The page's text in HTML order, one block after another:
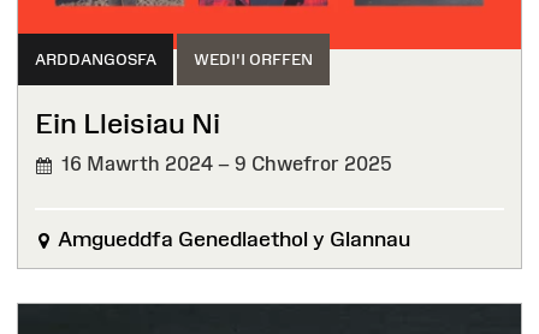
ARDDANGOSFA WEDI'I ORFFEN
Ein Lleisiau Ni
16 Mawrth 2024 – 9 Chwefror 2025
WEDI'I
Amgueddfa Genedlaethol y Glannau